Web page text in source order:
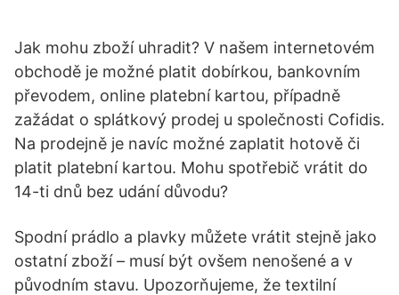
Jak mohu zboží uhradit? V našem internetovém
obchodě je možné platit dobírkou, bankovním
převodem, online platební kartou, případně
zažádat o splátkový prodej u společnosti Cofidis.
Na prodejně je navíc možné zaplatit hotově či
platit platební kartou. Mohu spotřebič vrátit do
14-ti dnů bez udání důvodu?
Spodní prádlo a plavky můžete vrátit stejně jako
ostatní zboží – musí být ovšem nenošené a v
původním stavu. Upozorňujeme, že textilní